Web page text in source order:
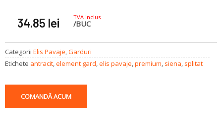
34.85 lei TVA inclus
/BUC
Categorii Elis Pavaje,Garduri
Etichete antracit,element gard,elis pavaje,premium, siena, splitat
COMANDĂ ACUM